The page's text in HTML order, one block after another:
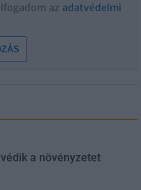
az adatvédelmi
a növényzetet